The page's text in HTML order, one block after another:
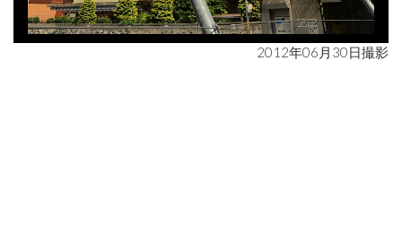
2012年06月30日撮影